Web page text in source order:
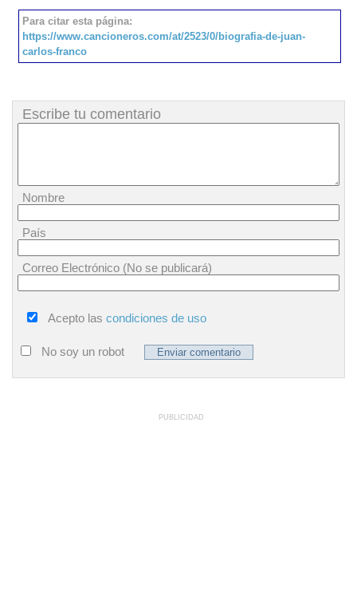
Para citar esta página:
https://www.cancioneros.com/at/2523/0/biografia-de-juan-
carlos-franco
Escribe tu comentario
Nombre
País
Correo Electrónico (No se publicará)
Acepto las condiciones de uso
No soy un robot
PUBLICIDAD